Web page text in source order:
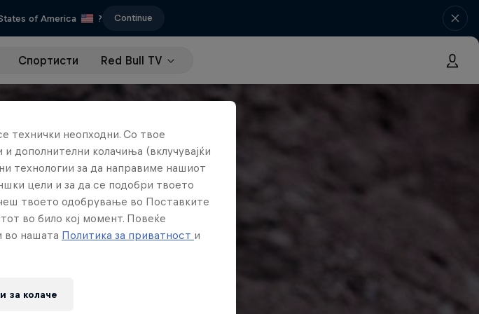
of America ? Continue
Спортисти Red Bull TV
технички неопходни. Со твое
дополнителни колачиња (вклучувајќи
технологии за да направиме нашиот
цели и за да се подобри твоето
твоето одобрување во Поставките
во било кој момент. Повеќе
во нашата Политика за приватност и
за колачe